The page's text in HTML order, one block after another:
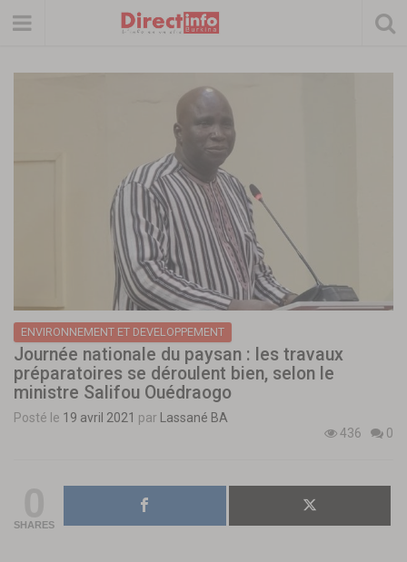
ENVIRONNEMENT ET DEVELOPPEMENT
Journée nationale du paysan : les travaux
préparatoires se déroulent bien, selon le
ministre Salifou Ouédraogo
Posté le 19 avril 2021 par Lassané BA
436
0
SHARES